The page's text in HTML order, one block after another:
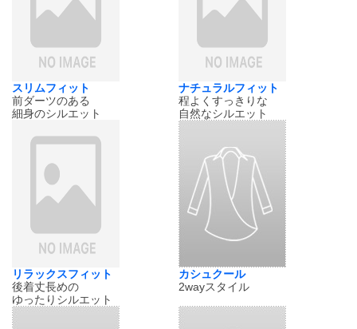
スリムフィット
前ダーツのある
細身のシルエット
ナチュラルフィット
程よくすっきりな
自然なシルエット
リラックスフィット
後着丈長めの
ゆったりシルエット
カシュクール
2wayスタイル